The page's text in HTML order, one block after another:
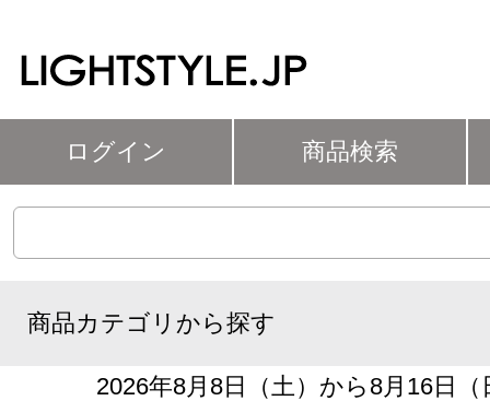
ログイン 商品検索
商品カテゴリから探す
2026年8月8日（土）から8月16日